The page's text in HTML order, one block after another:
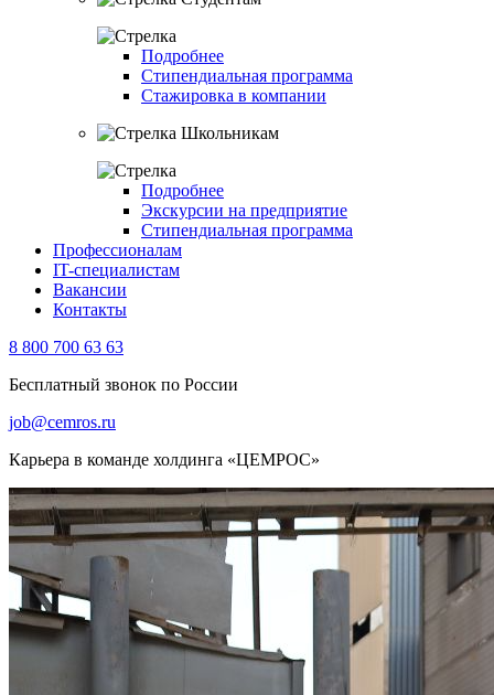
Подробнее
Стипендиальная программа
Стажировка в компании
Школьникам
Подробнее
Экскурсии на предприятие
Стипендиальная программа
Профессионалам
IT-специалистам
Вакансии
Контакты
8 800 700 63 63
Бесплатный звонок по России
job@cemros.ru
Карьера в команде холдинга «ЦЕМРОС»